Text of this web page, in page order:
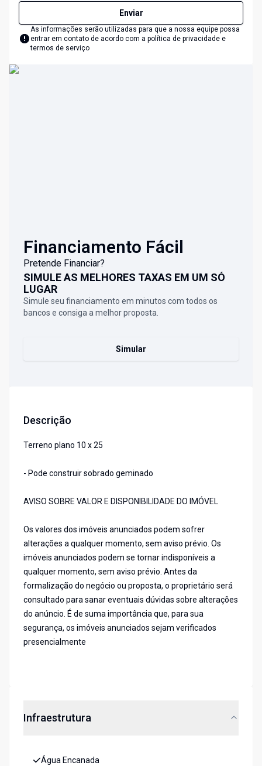
Enviar
As informações serão utilizadas para que a nossa equipe possa
entrar em contato de acordo com a política de privacidade e
termos de serviço
Financiamento Fácil
Pretende Financiar?
SIMULE AS MELHORES TAXAS EM UM SÓ
LUGAR
Simule seu financiamento em minutos com todos os
bancos e consiga a melhor proposta.
Simular
Descrição
Terreno plano 10 x 25
- Pode construir sobrado geminado
AVISO SOBRE VALOR E DISPONIBILIDADE DO IMÓVEL
Os valores dos imóveis anunciados podem sofrer
alterações a qualquer momento, sem aviso prévio. Os
imóveis anunciados podem se tornar indisponíveis a
qualquer momento, sem aviso prévio. Antes da
formalização do negócio ou proposta, o proprietário será
consultado para sanar eventuais dúvidas sobre alterações
do anúncio. É de suma importância que, para sua
segurança, os imóveis anunciados sejam verificados
presencialmente
Infraestrutura
Água Encanada